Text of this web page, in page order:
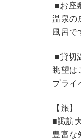
■お座
温泉の
風呂で
■貸切
眺望は
プライ
【旅】
■諏訪
豊富な